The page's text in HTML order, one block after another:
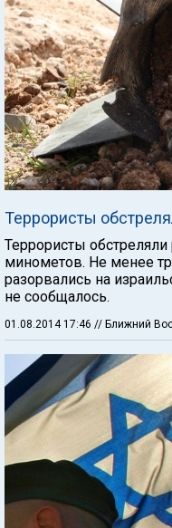
Террористы
Террористы
минометов. Не менее
разорвались на
не сообщалось.
01.08.2014 17:46 // Ближний